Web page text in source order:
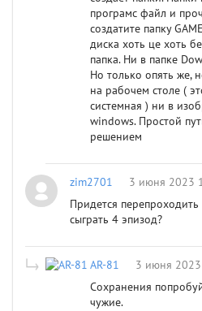
програмс файл и
создатите папку
диска хоть це хоть
папка. Ни в папке
Но только опять же,
на рабочем столе (
системная ) ни в
windows. Простой
решением
zim2701
3 июня 2023
Придется
сыграть 4 эпизод?
AR-81
3 июня
Сохранения
чужие.